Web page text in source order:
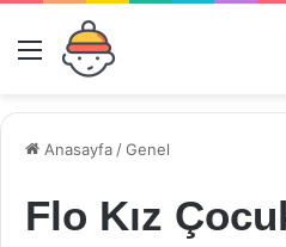
Menü
Anasayfa /Genel
Flo Kız